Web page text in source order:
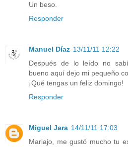
Un beso.
Responder
Manuel Díaz 13/11/11 12:22
Después de lo leído no
bueno aquí dejo mi pequeño
¡Qué tengas un feliz domingo!
Responder
Miguel Jara 14/11/11 17:03
Mariajo, me gustó mucho tu